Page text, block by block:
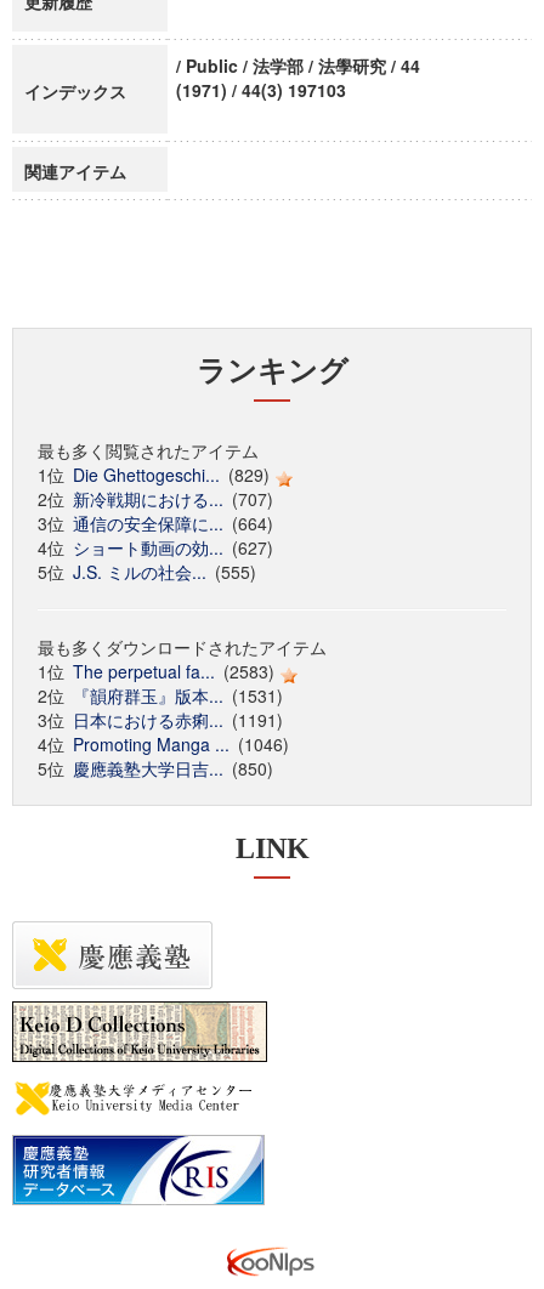
インデックス
/ Public / 法学部 / 法學研究 / 44
(1971) / 44(3) 197103
関連アイテム
ランキング
最も多く閲覧されたアイテム
1位 Die Ghettogeschi... (829)
2位 新冷戦期における... (707)
3位 通信の安全保障に... (664)
4位 ショート動画の効... (627)
5位 J.S. ミルの社会... (555)
最も多くダウンロードされたアイテム
1位 The perpetual fa... (2583)
2位
『韻府群玉』版本... (1531)
3位 日本における赤痢... (1191)
4位 Promoting Manga ... (1046)
5位 慶應義塾大学日吉... (850)
LINK